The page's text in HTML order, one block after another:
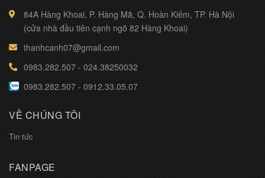
84A Hàng Khoai, P. Hàng Mã, Q. Hoàn Kiếm, TP. Hà Nội
(cửa nhà đầu tiên cạnh ngõ 82 Hàng Khoai)
thanhcanh07@gmail.com
0983.282.507 - 024.38250032
0983.282.507 - 0912.33.05.07
VỀ CHÚNG TÔI
Tin tức
FANPAGE